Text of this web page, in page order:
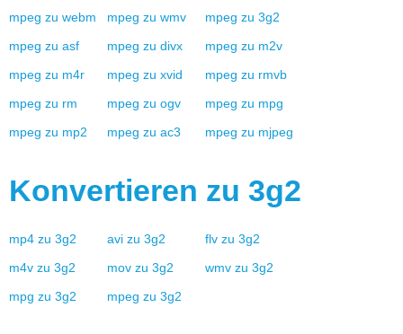
mpeg zu webm mpeg zu wmv mpeg zu 3g2
mpeg zu asf mpeg zu divx mpeg zu m2v
mpeg zu m4r mpeg zu xvid mpeg zu rmvb
mpeg zu rm mpeg zu ogv mpeg zu mpg
mpeg zu mp2 mpeg zu ac3 mpeg zu mjpeg
Konvertieren zu 3g2
mp4 zu 3g2 avi zu 3g2 flv zu 3g2
m4v zu 3g2 mov zu 3g2 wmv zu 3g2
mpg zu 3g2 mpeg zu 3g2